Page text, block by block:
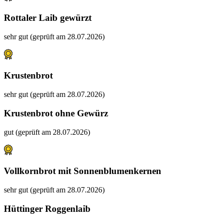
Rottaler Laib gewürzt
sehr gut (geprüft am 28.07.2026)
Krustenbrot
sehr gut (geprüft am 28.07.2026)
Krustenbrot ohne Gewürz
gut (geprüft am 28.07.2026)
Vollkornbrot mit Sonnenblumenkernen
sehr gut (geprüft am 28.07.2026)
Hüttinger Roggenlaib